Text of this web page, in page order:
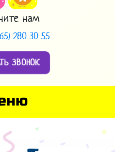
нам
280 30 55
ЗВОНОК